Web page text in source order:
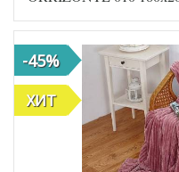
покрывала
Ткань
Велсофт
Производитель
АльВиТек
(Россия)
-45%
ХИТ